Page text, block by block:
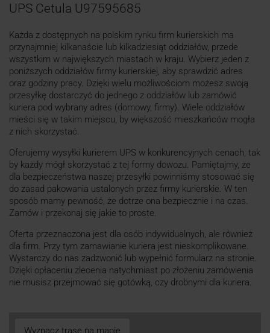
UPS Cetula U97595685
Każda z dostępnych na polskim rynku firm kurierskich ma
przynajmniej kilkanaście lub kilkadziesiąt oddziałów, przede
wszystkim w największych miastach w kraju. Wybierz jeden z
poniższych oddziałów firmy kurierskiej, aby sprawdzić adres
oraz godziny pracy. Dzięki wielu możliwościom możesz swoją
przesyłkę dostarczyć do jednego z oddziałów lub zamówić
kuriera pod wybrany adres (domowy, firmy). Wiele oddziałów
mieści się w takim miejscu, by większość mieszkańców mogła
z nich skorzystać.
Oferujemy wysyłki kurierem UPS w konkurencyjnych cenach, tak
by każdy mógł skorzystać z tej formy dowozu. Pamiętajmy, że
dla bezpieczeństwa naszej przesyłki powinniśmy stosować się
do zasad pakowania ustalonych przez firmy kurierskie. W ten
sposób mamy pewność, że dotrze ona bezpiecznie i na czas.
Zamów i przekonaj się jakie to proste.
Oferta przeznaczona jest dla osób indywidualnych, ale również
dla firm. Przy tym zamawianie kuriera jest nieskomplikowane.
Wystarczy do nas zadzwonić lub wypełnić formularz na stronie.
Dzięki opłaceniu zlecenia natychmiast po złożeniu zamówienia
nie musisz przejmować się gotówką, czy drobnymi dla kuriera.
Wyznacz trase na mapie